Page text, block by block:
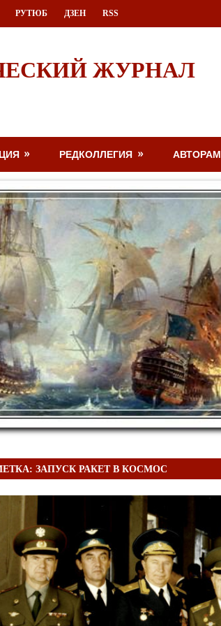
РУТЮБ ДЗЕН RSS
ЖУРНАЛ
РЕДКОЛЛЕГИЯ АВТОРАМ
ЗАПУСК РАКЕТ В КОСМОС